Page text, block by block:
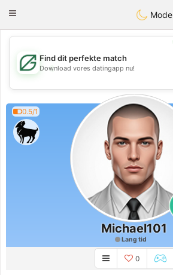
GulfDating
Toggle
Mode
💖
💕
Find dit perfekte match
Download vores datingapp nu!
0.5/1
Michael101
Lang tid
0